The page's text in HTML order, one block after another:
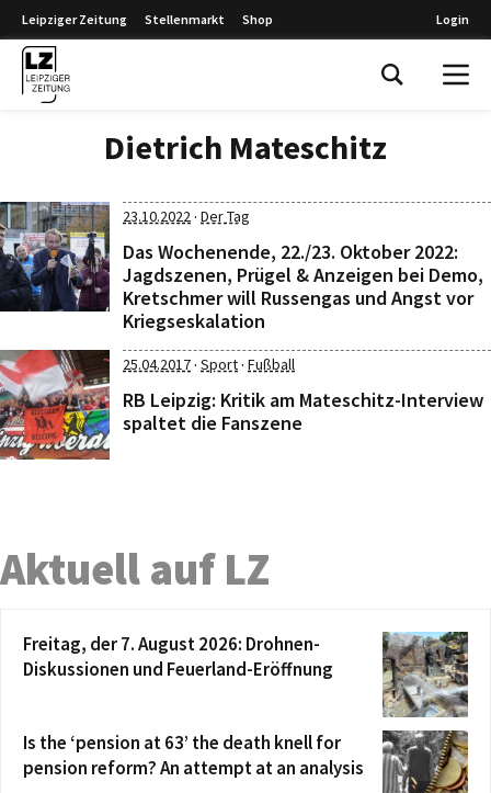
Leipziger Zeitung Stellenmarkt Shop Login
Dietrich Mateschitz
23.10.2022· Der Tag
Das Wochenende, 22./23. Oktober 2022:
Jagdszenen, Prügel & Anzeigen bei Demo,
Kretschmer will Russengas und Angst vor
Kriegseskalation
25.04.2017· Sport· Fußball
RB Leipzig: Kritik am Mateschitz-Interview
spaltet die Fanszene
Aktuell auf LZ
Freitag, der 7. August 2026: Drohnen-
Diskussionen und Feuerland-Eröffnung
Is the ‘pension at 63’ the death knell for
pension reform? An attempt at an analysis